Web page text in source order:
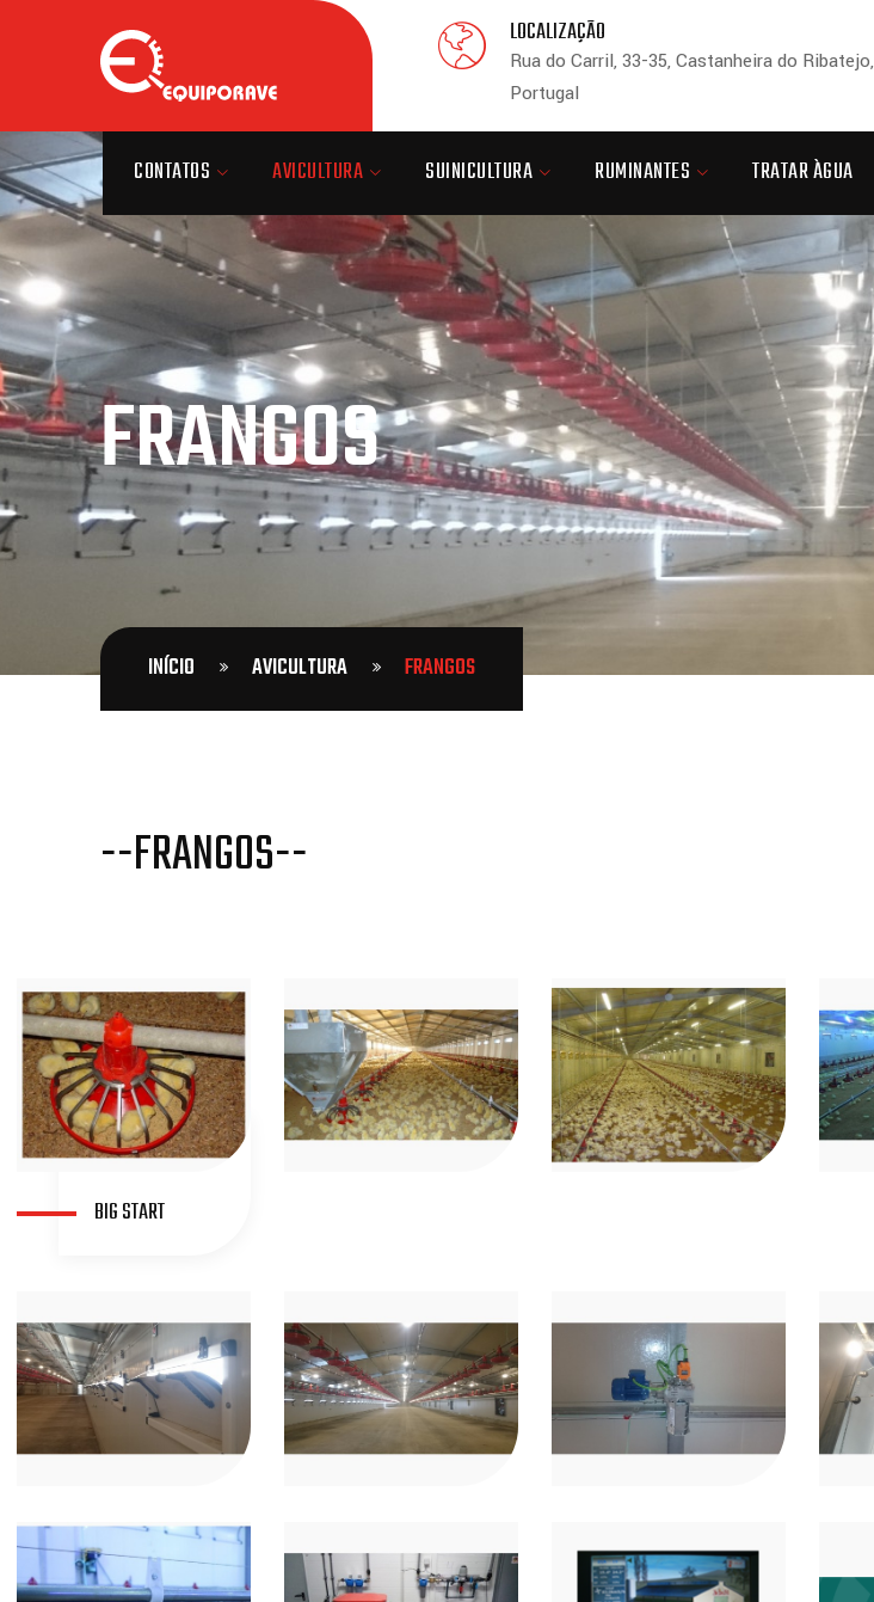
LOCALIZAÇÃO
Rua do Carril, 33-35, Castanheira do Ribatejo,
Portugal
CONTATOS AVICULTURA SUINICULTURA RUMINANTES TRATAR ÀGUA
FRANGOS
INÍCIO AVICULTURA FRANGOS
--FRANGOS--
BIG START